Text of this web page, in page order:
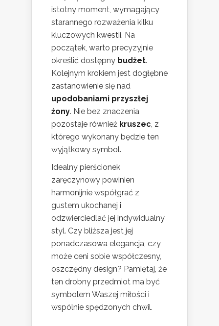
istotny moment, wymagający
starannego rozważenia kilku
kluczowych kwestii. Na
początek, warto precyzyjnie
określić dostępny budżet.
Kolejnym krokiem jest dogłębne
zastanowienie się nad
upodobaniami przyszłej
żony. Nie bez znaczenia
pozostaje również kruszec, z
którego wykonany będzie ten
wyjątkowy symbol.
Idealny pierścionek
zaręczynowy powinien
harmonijnie współgrać z
gustem ukochanej i
odzwierciedlać jej indywidualny
styl. Czy bliższa jest jej
ponadczasowa elegancja, czy
może ceni sobie współczesny,
oszczędny design? Pamiętaj, że
ten drobny przedmiot ma być
symbolem Waszej miłości i
wspólnie spędzonych chwil.